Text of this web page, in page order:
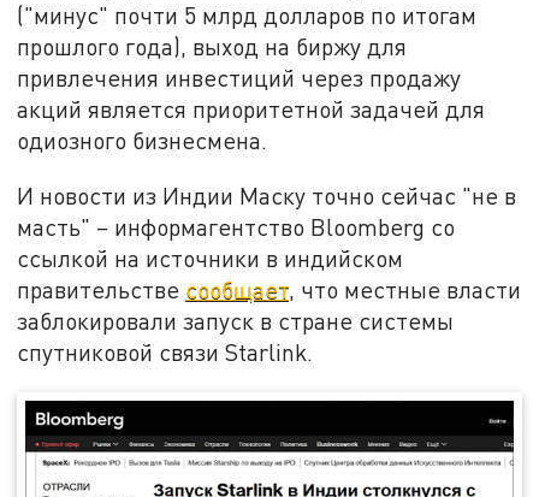
("минус" почти 5 млрд долларов по итогам
прошлого года), выход на биржу для
привлечения инвестиций через продажу
акций является приоритетной задачей для
одиозного бизнесмена.
И новости из Индии Маску точно сейчас "не в
масть" – информагентство Bloomberg со
ссылкой на источники в индийском
правительстве сообщает, что местные власти
заблокировали запуск в стране системы
спутниковой связи Starlink.